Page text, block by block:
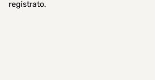
registrato.